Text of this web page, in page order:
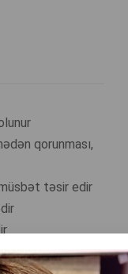
qorunması,
təsir edir
sisteminin